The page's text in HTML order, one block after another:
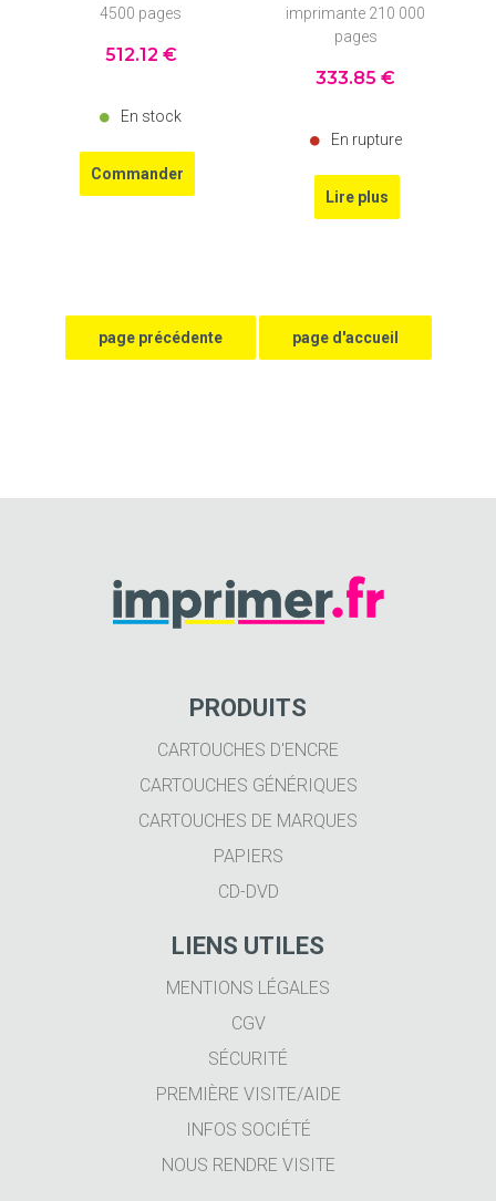
4500 pages
512.12 €
En stock
imprimante 210 000
pages
333.85 €
En rupture
PRODUITS
CARTOUCHES D'ENCRE
CARTOUCHES GÉNÉRIQUES
CARTOUCHES DE MARQUES
PAPIERS
CD-DVD
LIENS UTILES
MENTIONS LÉGALES
CGV
SÉCURITÉ
PREMIÈRE VISITE/AIDE
INFOS SOCIÉTÉ
NOUS RENDRE VISITE